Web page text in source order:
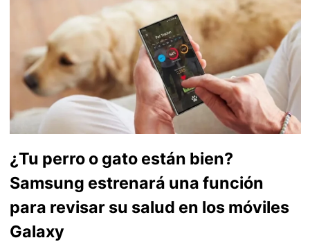
¿Tu perro o gato están bien?
Samsung estrenará una función
para revisar su salud en los móviles
Galaxy